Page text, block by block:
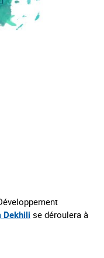
Dekhili se déroulera à